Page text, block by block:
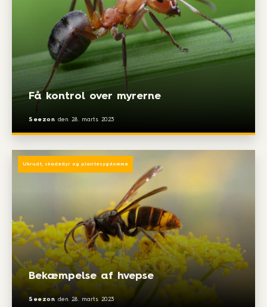
Få kontrol over myrerne
Seezon den 28. marts 2023
Bekæmpelse af hvepse
Seezon den 28. marts 2023
Ukrudt, skadedyr og plantesygdomme